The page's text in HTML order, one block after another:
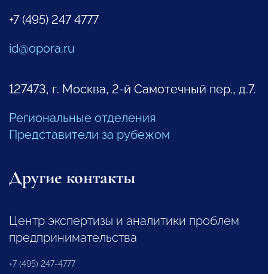
+7 (495) 247 4777
id@opora.ru
127473, г. Москва, 2-й Самотечный пер., д.7.
Региональные отделения
Представители за рубежом
Другие контакты
Центр экспертизы и аналитики проблем
предпринимательства
+7 (495) 247-4777